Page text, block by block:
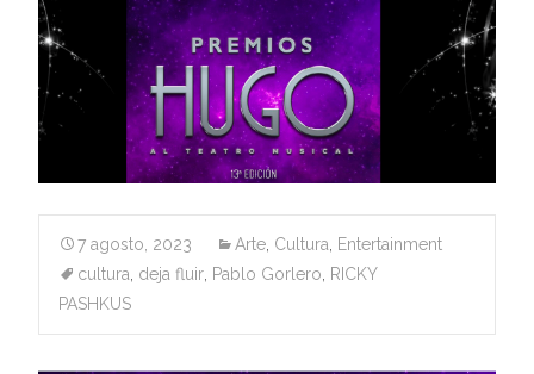
7 agosto, 2023 Arte Cultura Entertainment
cultura deja fluir Pablo Gorlero RICKY
PASHKUS